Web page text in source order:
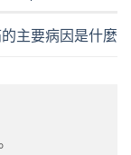
主要病因是什麼